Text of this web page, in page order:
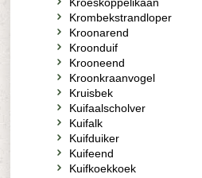
Krombekstrandloper
Kroonarend
Kroonduif
Krooneend
Kroonkraanvogel
Kruisbek
Kuifaalscholver
Kuifalk
Kuifduiker
Kuifeend
Kuifkoekkoek